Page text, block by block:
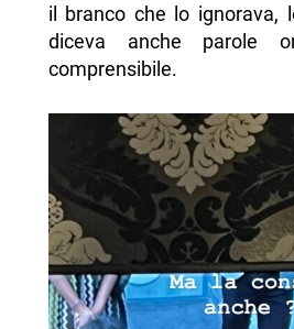
il branco che lo ignorava,
diceva anche parole
comprensibile.